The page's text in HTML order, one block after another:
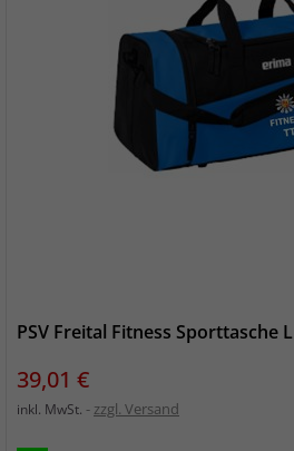
PSV Freital Fitness Sporttasche L
Preis
39,01 €
inkl. MwSt. zzgl. Versand